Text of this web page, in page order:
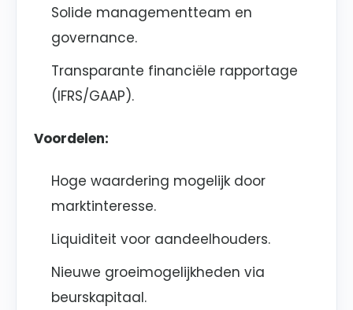
Solide managementteam en
governance.
Transparante financiële rapportage
(IFRS/GAAP).
Voordelen:
Hoge waardering mogelijk door
marktinteresse.
Liquiditeit voor aandeelhouders.
Nieuwe groeimogelijkheden via
beurskapitaal.